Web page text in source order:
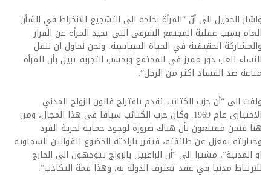
واشار الجميل الى أنّ “المرأة بحاجة الى التشجيع للانخراط في الشأن
العام بسبب عقلية المجتمع الشرقي التي تحيد المرأة عن القرار
والمشاركة الحقيقية في الحياة السياسية. ونحن نحاول ان ننقل
النساء للعب دور مميز في المجتمع وبحسب التجربة تبين بأن للمرأة
مناعة ضد الفساد اكثر من الرجل”.
ولفت الى “أن حزب الكتائب تقدم باقتراح قانون الزواج المدني
الاختياري عام 1969. وكان حزب الكتائب سباقا في هذا المجال، ومن
هنا فنحن مقتنعون بأن هناك ضرورة لوجود حماية لحرية الفرد
وخياراته بمعزل عن طائفته، فيقرر بارادته الخضوع للقوانين السماوية
او المدنية”، مشيرا الى “أن الراغبين بالزواج يتوجهون الى الخارج
للارتباط مدنيا في عقد تعترف الدولة به، وهذا قمة التكاذب”.